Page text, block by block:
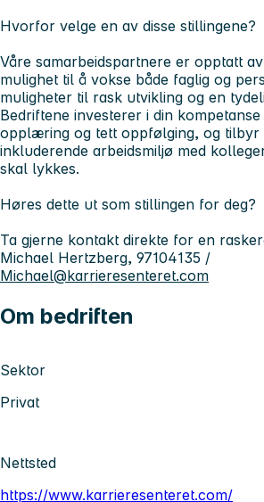
Hvorfor velge en av disse stillingene?
Våre samarbeidspartnere er opptatt
mulighet til å vokse både faglig og
muligheter til rask utvikling og en
Bedriftene investerer i din
opplæring og tett oppfølging, og tilbyr
inkluderende arbeidsmiljø med
skal lykkes.
Høres dette ut som stillingen for deg?
Ta gjerne kontakt direkte for en
Michael Hertzberg, 97104135 /
Michael@karrieresenteret.com
Om bedriften
Sektor
Privat
Nettsted
https://www.karrieresenteret.com/